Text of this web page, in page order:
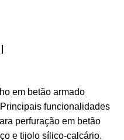
em betão armado
funcionalidades
perfuração em betão
e tijolo sílico-calcário.